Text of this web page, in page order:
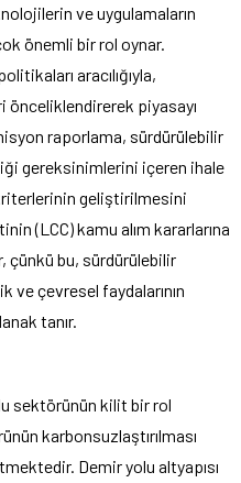
ve uygulamaların
önemli bir rol oynar.
aracılığıyla,
önceliklendirerek piyasayı
raporlama, sürdürülebilir
gereksinimlerini içeren ihale
geliştirilmesini
(LCC) kamu alım kararlarına
çünkü bu, sürdürülebilir
ve çevresel faydalarının
tanır.
sektörünün kilit bir rol
karbonsuzlaştırılması
Demir yolu altyapısı